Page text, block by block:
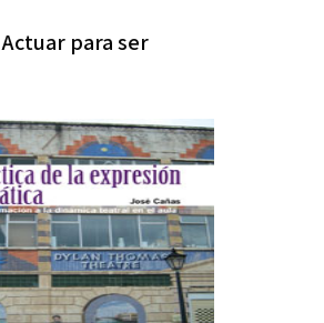
Actuar para ser